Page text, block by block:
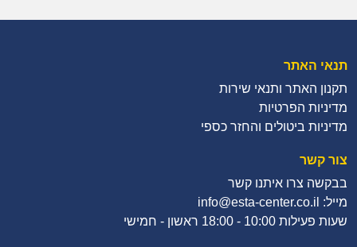
תנאי האתר
תקנון האתר ותנאי שירות
מדיניות הפרטיות
מדיניות ביטולים והחזר כספי
צור קשר
בבקשה צרו איתנו קשר
מייל: info@esta-center.co.il
שעות פעילות 10:00 - 18:00 ראשון - חמישי